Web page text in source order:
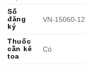
Số
đăng
ký
VN-15060-12
Thuốc
cần kê
toa
Có